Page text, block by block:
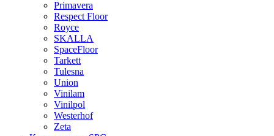
Primavera
Respect Floor
Royce
SKALLA
SpaceFloor
Tarkett
Tulesna
Union
Vinilam
Vinilpol
Westerhof
Zeta